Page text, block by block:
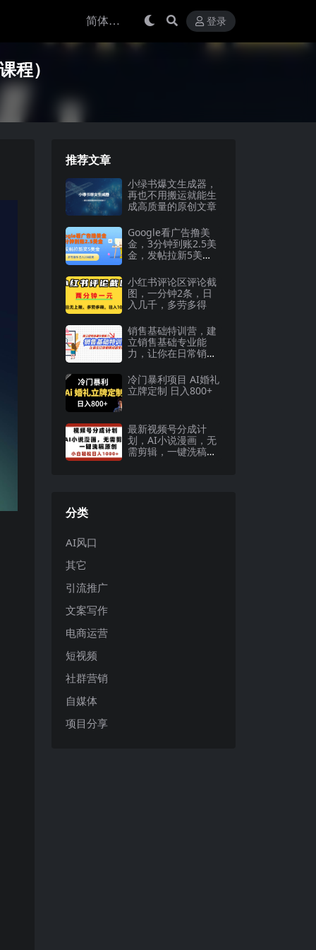
登录
程）
推荐文章
小绿书爆文生成器，
再也不用搬运就能生
成高质量的原创文章
Google看广告撸美
金，3分钟到账2.5美
金，发帖拉新5美
入…
小红书评论区评论截
图，一分钟2条，日
入几千，多劳多得
销售基础特训营，建
立销售基础专业能
力，让你在日常销售
冷门暴利项目 AI婚礼
立牌定制 日入800+
最新视频号分成计
划，AI小说漫画，无
需剪辑，一键洗稿原
分类
AI风口
其它
引流推广
文案写作
电商运营
短视频
社群营销
自媒体
项目分享